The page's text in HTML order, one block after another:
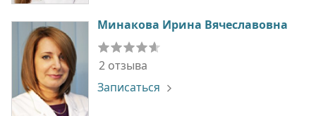
Минакова Ирина Вячеславовна
2 отзыва
Записаться